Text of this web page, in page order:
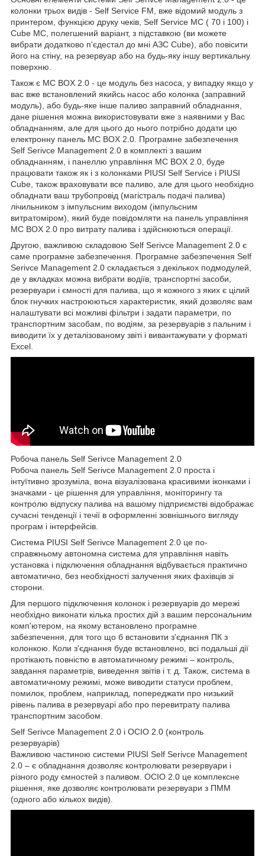
колонки трьох видів - Self Service FM, вже відомий модуль з
принтером, функцією друку чеків, Self Service MC ( 70 і 100) і
Cube MC, полегшений варіант, з підставкою (ви можете
вибрати додатково п'єдестал до мні АЗС Cube), або повісити
його на стіну, на резервуар або на будь-яку іншу вертикальну
поверхню.
Також є MC BOX 2.0 - це модуль без насоса, у випадку якщо у
вас вже встановлений якийсь насос або колонка (заправний
модуль), або будь-яке інше паливо заправний обладнання,
дане рішення можна використовувати вже з наявними у Вас
обладнанням, але для цього до нього потрібно додати цю
електронну панель MC BOX 2.0. Програмне забезпечення
Self Serivce Management 2.0 в комплекті з вашим
обладнанням, і панеллю управління MC BOX 2.0, буде
працювати також як і з колонками PIUSI Self Service і PIUSI
Cube, також враховувати все паливо, але для цього необхідно
обладнати ваш трубопровід (магістраль подачі палива)
лічильником з імпульсним виходом (імпульсним
витратоміром), який буде повідомляти на панель управління
MC BOX 2.0 про витрату палива і здійснюються операції.
Другою, важливою складовою Self Serivce Management 2.0 є
саме програмне забезпечення. Програмне забезпечення Self
Serivce Management 2.0 складається з декількох подмодулей,
де у вкладках можна вибрати водіїв, транспортні засоби,
резервуари і ємності для палива, що я кожного з яких є цілий
блок гнучких настроюються характеристик, який дозволяє вам
налаштувати всі можливі фільтри і задати параметри, по
транспортним засобам, по водіям, за резервуарів з пальним і
виводити їх у деталізованому звіті і вивантажувати у форматі
Excel.
Робоча панель Self Serivce Management 2.0
Робоча панель Self Serivce Management 2.0 проста і
інтуїтивно зрозуміла, вона візуалізована красивими іконками і
значками - це рішення для управління, моніторингу та
контролю відпуску палива на вашому підприємстві відображає
сучасні тенденції і течії в оформленні зовнішнього вигляду
програм і інтерфейсів.
Система PIUSI Self Serivce Management 2.0 це по-
справжньому автономна система для управління навіть
установка і підключення обладнання відбувається практично
автоматично, без необхідності залучення яких фахівців зі
сторони.
Для першого підключення колонок і резервуарів до мережі
необхідно виконати кілька простих дій з вашим персональним
комп'ютером, на якому встановлено програмне
забезпечення, для того що б встановити з'єднання ПК з
колонкою. Коли з'єднання буде встановлено, всі подальші дії
протікають повністю в автоматичному режимі – контроль,
завдання параметрів, виведення звітів і т. д. Також, система в
автоматичному режимі, може виводити статуси проблем,
помилок, проблем, наприклад, попереджати про низький
рівень палива в резервуарі або про перевитрату палива
транспортним засобом.
Self Serivce Management 2.0 і OCIO 2.0 (контроль
резервуарів)
Важливою частиною системи PIUSI Self Serivce Management
2.0 – є обладнання дозволяє контролювати резервуари і
різного роду ємностей з паливом. OCIO 2.0 це комплексне
рішення, яке дозволяє контролювати резервуари з ПММ
(одного або кількох видів).